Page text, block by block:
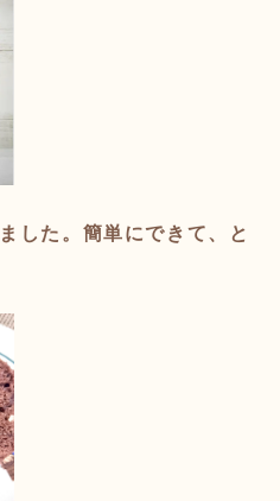
した。簡単にできて、と